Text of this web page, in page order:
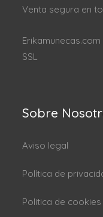
Venta segura en
SSL
Sobre
Aviso legal
Política de
Politica de cookies